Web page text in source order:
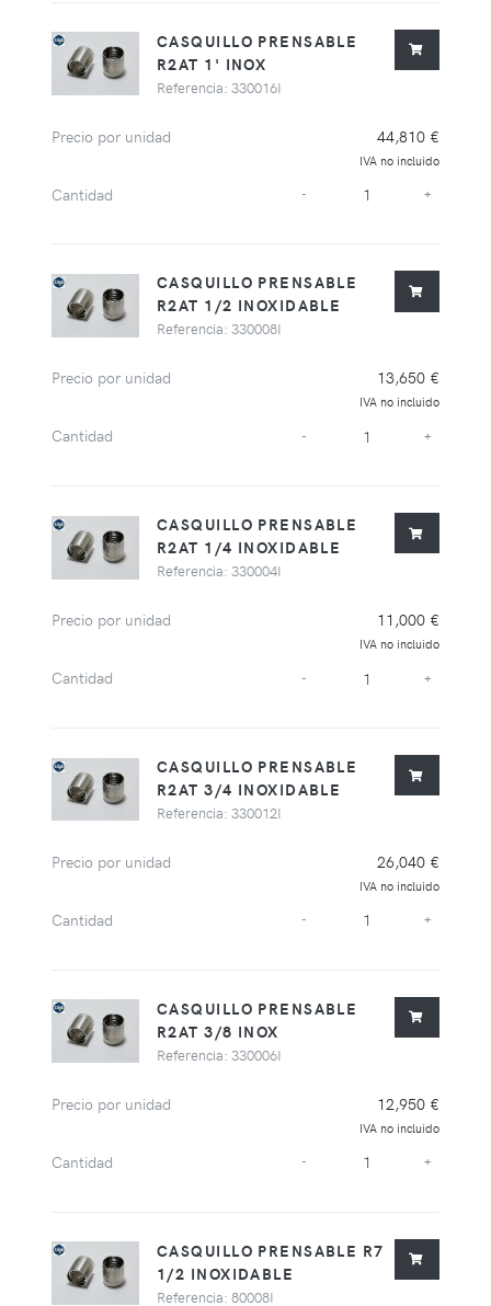
CASQUILLO PRENSABLE
R2AT 1' INOX
Referencia: 330016I
Precio por unidad 44,810 €
IVA no incluido
Cantidad - +
CASQUILLO PRENSABLE
R2AT 1/2 INOXIDABLE
Referencia: 330008I
Precio por unidad 13,650 €
IVA no incluido
Cantidad - +
CASQUILLO PRENSABLE
R2AT 1/4 INOXIDABLE
Referencia: 330004I
Precio por unidad 11,000 €
IVA no incluido
Cantidad - +
CASQUILLO PRENSABLE
R2AT 3/4 INOXIDABLE
Referencia: 330012I
Precio por unidad 26,040 €
IVA no incluido
Cantidad - +
CASQUILLO PRENSABLE
R2AT 3/8 INOX
Referencia: 330006I
Precio por unidad 12,950 €
IVA no incluido
Cantidad - +
CASQUILLO PRENSABLE R7
1/2 INOXIDABLE
Referencia: 80008I